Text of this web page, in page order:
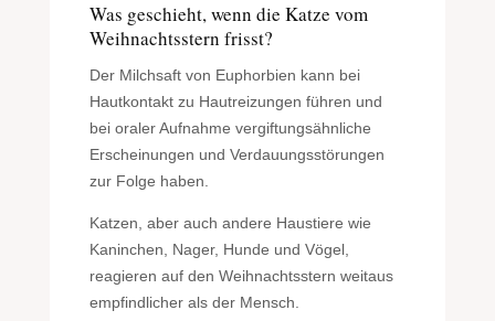
Was geschieht, wenn die Katze vom
Weihnachtsstern frisst?
Der Milchsaft von Euphorbien kann bei
Hautkontakt zu Hautreizungen führen und
bei oraler Aufnahme vergiftungsähnliche
Erscheinungen und Verdauungsstörungen
zur Folge haben.
Katzen, aber auch andere Haustiere wie
Kaninchen, Nager, Hunde und Vögel,
reagieren auf den Weihnachtsstern weitaus
empfindlicher als der Mensch.